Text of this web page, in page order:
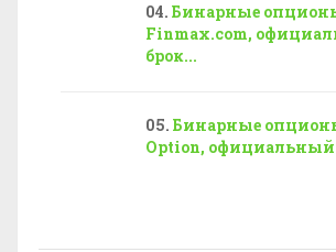
Бинарные
Finmax.com,
брок...
Бинарные
Option, официальный